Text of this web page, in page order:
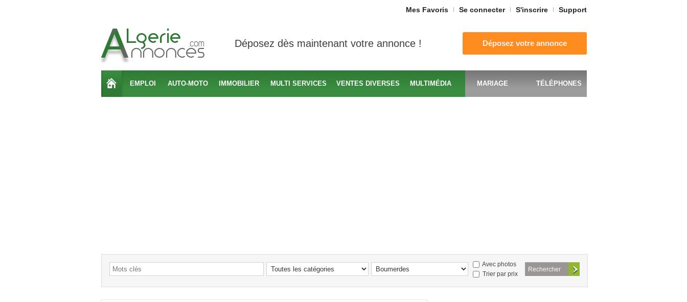
Mes Favoris Se connecter S'inscrire Support
Déposez dès maintenant votre annonce ! Déposez votre annonce
EMPLOI AUTO-MOTO IMMOBILIER MULTI SERVICES VENTES DIVERSES MULTIMÉDIA MARIAGE TÉLÉPHONES
Avec photos
Trier par prix